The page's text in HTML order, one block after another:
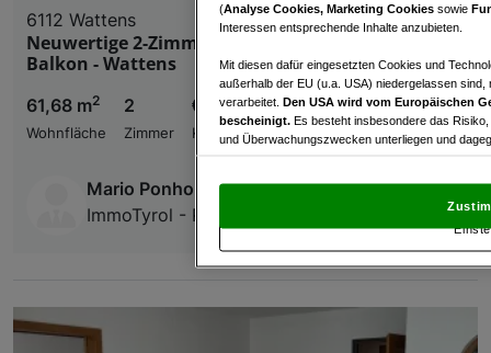
6112 Wattens
Neuwertige 2-Zimmer-Wohnung mit sonnigem
Balkon - Wattens
61,68 m2
Wohnfläche
2
Zimmer
€ 429.000,00
Kaufpreis
Mario Ponholzer
ImmoTyrol - Ponholzer e.U.
(Analyse Cookies, Marketing Cookies sowie
Interessen entsprechende Inhalte anzubieten.
Mit diesen dafür eingesetzten Cookies und
außerhalb der EU (u.a. USA) niedergelassen
verarbeitet. Den USA wird vom Europäischen
bescheinigt. Es besteht insbesondere das
und Überwachungszwecken unterliegen und
und Widerspruch gegen die Verarbeitung auf der
„Cookie Einstellungen“, die sich auf jeder Seite
Zugriff auf Informationen auf einem Endgerät.